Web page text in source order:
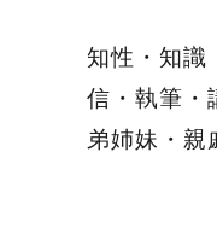
知性・知識
信・執筆・
弟姉妹・